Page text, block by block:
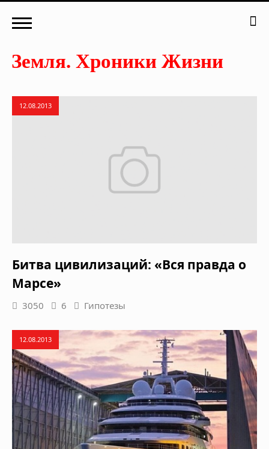
12.08.2013
Битва цивилизаций: «Вся правда о
Марсе»
3050 6 Гипотезы
12.08.2013